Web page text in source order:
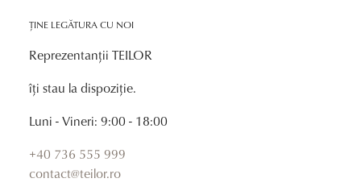
ȚINE LEGĂTURA CU NOI
Reprezentanții TEILOR
îți stau la dispoziție.
Luni - Vineri: 9:00 - 18:00
+40 736 555 999
contact@teilor.ro